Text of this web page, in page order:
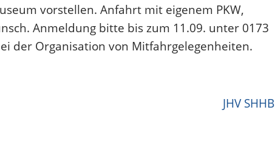
vorstellen. Anfahrt mit eigenem PKW,
Anmeldung bitte bis zum 11.09. unter 0173
der Organisation von Mitfahrgelegenheiten.
JHV SHHB